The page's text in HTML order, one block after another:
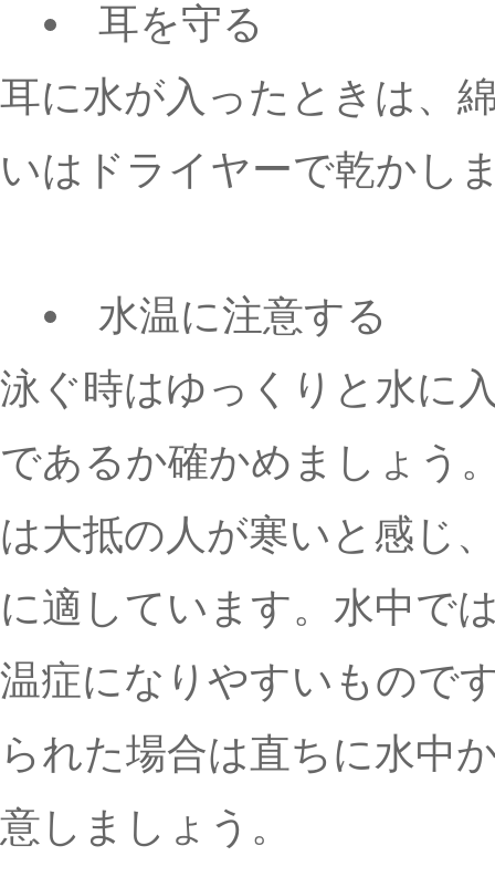
耳を守る
耳に水が入ったときは、
いはドライヤーで乾かし
水温に注意する
泳ぐ時はゆっくりと水に
であるか確かめましょう
は大抵の人が寒いと感じ
に適しています。水中で
温症になりやすいもので
られた場合は直ちに水中
意しましょう。